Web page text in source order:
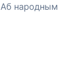
народным